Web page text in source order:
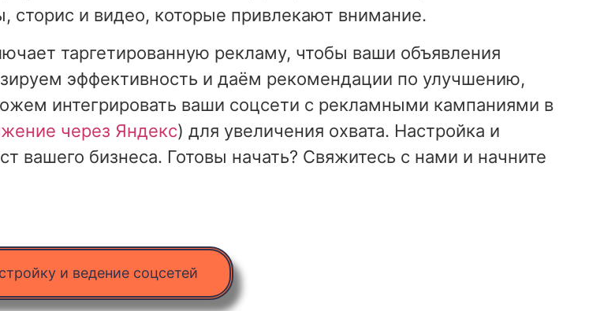
сторис и видео, которые привлекают внимание.
таргетированную рекламу, чтобы ваши объявления
эффективность и даём рекомендации по улучшению,
интегрировать ваши соцсети с рекламными кампаниями в
через Яндекс) для увеличения охвата. Настройка и
вашего бизнеса. Готовы начать? Свяжитесь с нами и начните
и ведение соцсетей